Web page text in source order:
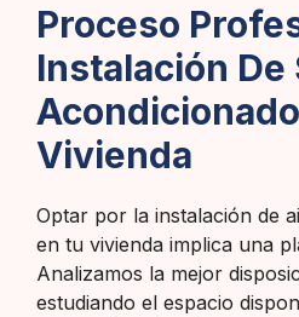
Proceso
Instalación De
Vivienda
Optar por la instalación de
en tu vivienda implica una
Analizamos la mejor
estudiando el espacio